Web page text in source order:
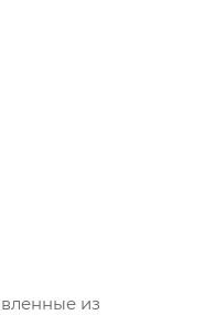
из